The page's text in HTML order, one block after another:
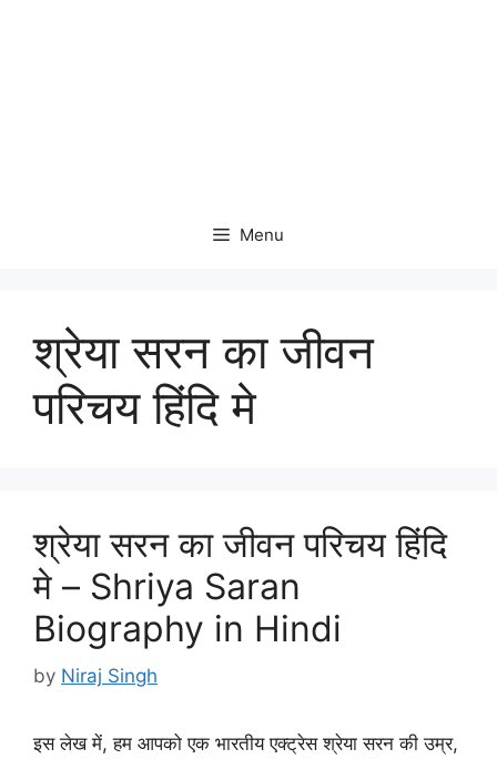
Menu
श्रेया सरन का जीवन
परिचय हिंदि मे
श्रेया सरन का जीवन परिचय हिंदि
मे – Shriya Saran
Biography in Hindi
by Niraj Singh
इस लेख में, हम आपको एक भारतीय एक्ट्रेस श्रेया सरन की उम्र,